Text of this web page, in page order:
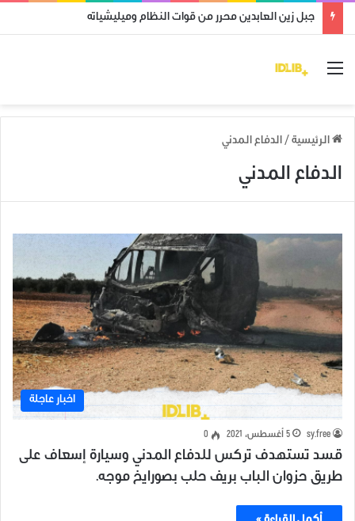
جبل زين العابدين محرر من قوات النظام وميليشياته
القائمة
الرئيسية / الدفاع المدني
الدفاع المدني
اخبار عاجلة
sy.free 5 أغسطس، 2021 0
قسد تستهدف تركس للدفاع المدني وسيارة إسعاف على
طريق حزوان الباب بريف حلب بصورايخ موجه.